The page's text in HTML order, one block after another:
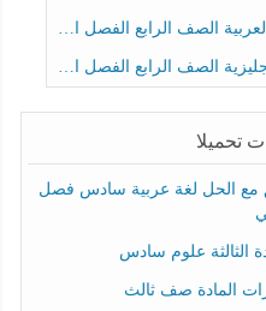
الصف الرابع الفصل الثالث
الصف الرابع الفصل الثالث
تحميلا
مع الحل لغة عربية سادس فصل
الثالثة علوم سادس
المادة صف ثالث